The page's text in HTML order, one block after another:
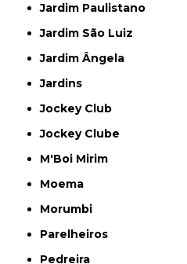
Jardim Paulistano
Jardim São Luiz
Jardim Ângela
Jardins
Jockey Club
Jockey Clube
M'Boi Mirim
Moema
Morumbi
Parelheiros
Pedreira